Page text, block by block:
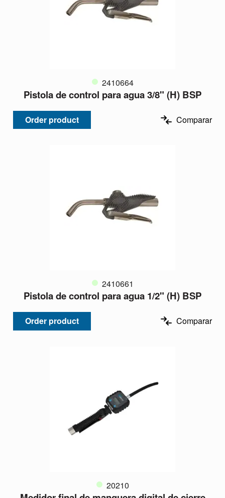
2410664
Pistola de control para agua 3/8" (H) BSP
Order product Comparar
2410661
Pistola de control para agua 1/2" (H) BSP
Order product Comparar
20210